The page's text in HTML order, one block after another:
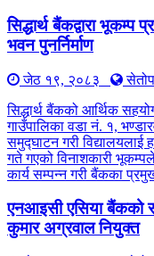
सिद्धार्थ बैंकद्वारा भूकम्प
भवन पुनर्निर्माण
जेठ १९, २०८३
सिद्धार्थ बैंकको आर्थिक
गाउँपालिका वडा नं. १,
समुद्घाटन गरी
गते गएको विनाशकारी भूकम्पले
कार्य सम्पन्न गरी बैंकका
एनआइसी एसिया बैंकको
कुमार अग्रवाल नियुक्त